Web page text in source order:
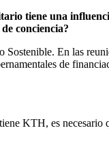
tiene una
conciencia?
En las
de
KTH, es necesario